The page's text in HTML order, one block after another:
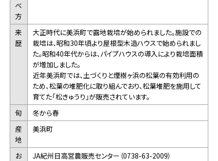
べ
方
来
歴
大正時代に美浜町で露地栽培が始められました。施設での
栽培は、昭和30年頃より屋根型木造ハウスで始められまし
た。昭和40年代からは、パイプハウスの導入により栽培面積
が増加しました。
近年美浜町では、土づくりと煙樹ヶ浜の松葉の有効利用の
ため、松葉の堆肥化に取り組んでおり、松葉堆肥を施用して
育てた「松きゅうり」が販売されています。
旬
冬から春
産
地
美浜町
お
JA紀州日高営農販売センター（0738-63-2009）